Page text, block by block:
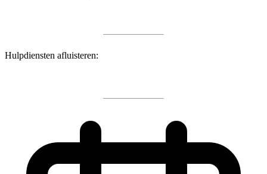
Hulpdiensten afluisteren: